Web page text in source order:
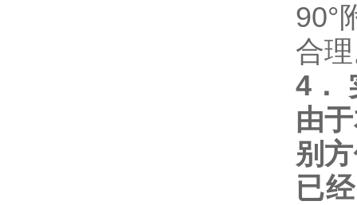
90°
合
4
由
别
已